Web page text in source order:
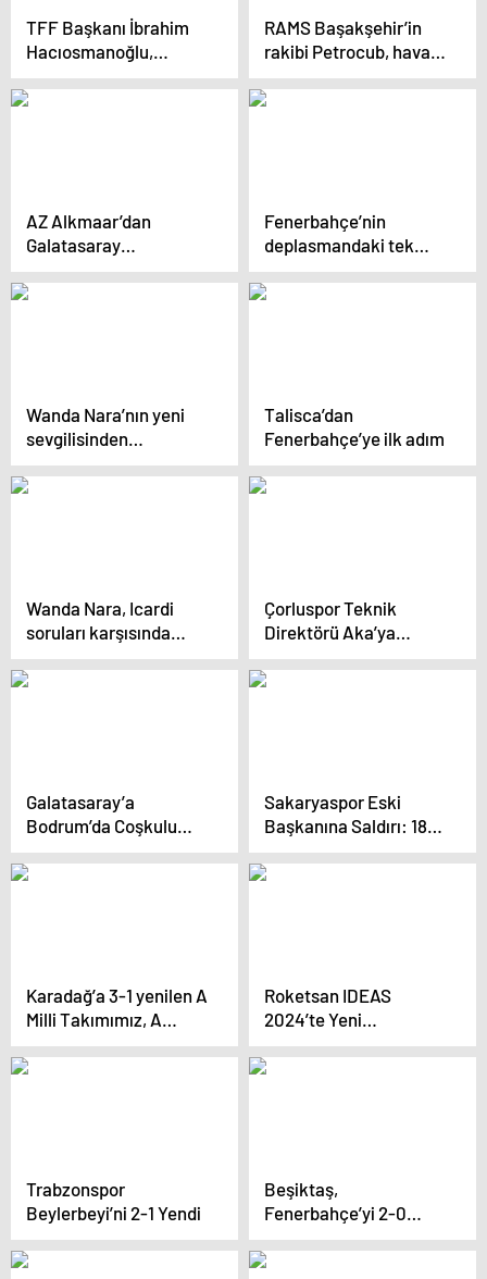
TFF Başkanı İbrahim
Hacıosmanoğlu,
Beşiktaş-Maccabi Tel
Aviv maçını
RAMS Başakşehir’in
rakibi Petrocub, hava
muhalefeti nedeniyle
İstanbul’a gecikmeli
AZ Alkmaar’dan
Galatasaray
taraftarlarına yasak
Fenerbahçe’nin
deplasmandaki tek
rakibi PSG
Wanda Nara’nın yeni
sevgilisinden
Galatasaray’a
saygısızlık
Talisca’dan
Fenerbahçe’ye ilk adım
Wanda Nara, Icardi
soruları karşısında
gözyaşlarına boğuldu
Çorluspor Teknik
Direktörü Aka’ya
Saldırı
Galatasaray’a
Bodrum’da Coşkulu
Karşılama
Sakaryaspor Eski
Başkanına Saldırı: 18
Yıl Hapis Talebi
Karadağ’a 3-1 yenilen A
Milli Takımımız, A
Ligi’ne yükselme
şansını play-offa
Roketsan IDEAS
2024’te Yeni
Sistemlerini Sergiliyor
Trabzonspor
Beylerbeyi’ni 2-1 Yendi
Beşiktaş,
Fenerbahçe’yi 2-0
Mağlup Ederek 6.
Galibiyetini Aldı